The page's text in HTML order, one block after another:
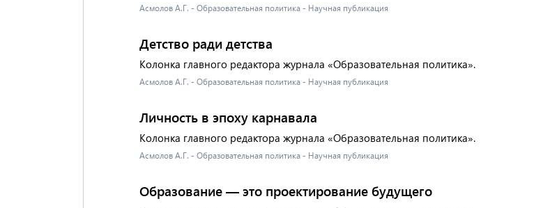
Асмолов А.Г. - Образовательная политика - Научная публикация
Детство ради детства
Колонка главного редактора журнала «Образовательная политика».
Асмолов А.Г. - Образовательная политика - Научная публикация
Личность в эпоху карнавала
Колонка главного редактора журнала «Образовательная политика».
Асмолов А.Г. - Образовательная политика - Научная публикация
Образование — это проектирование будущего